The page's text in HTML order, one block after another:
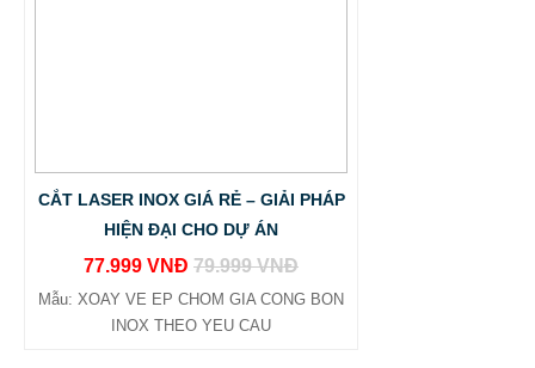
CẮT LASER INOX GIÁ RẺ – GIẢI PHÁP
HIỆN ĐẠI CHO DỰ ÁN
77.999 VNĐ 79.999 VNĐ
Mẫu: XOAY VE EP CHOM GIA CONG BON
INOX THEO YEU CAU